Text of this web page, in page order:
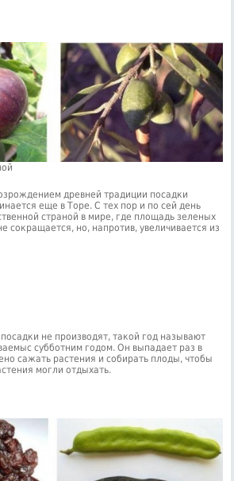
древней традиции посадки
еще в Торе. С тех пор и по сей день
страной в мире, где площадь зеленых
сокращается, но, напротив, увеличивается из
не производят, такой год называют
субботним годом. Он выпадает раз в
сажать растения и собирать плоды, чтобы
могли отдыхать.